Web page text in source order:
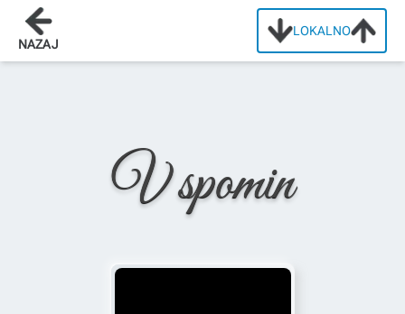
LOKALNO
NAZAJ
Domov
V spomin